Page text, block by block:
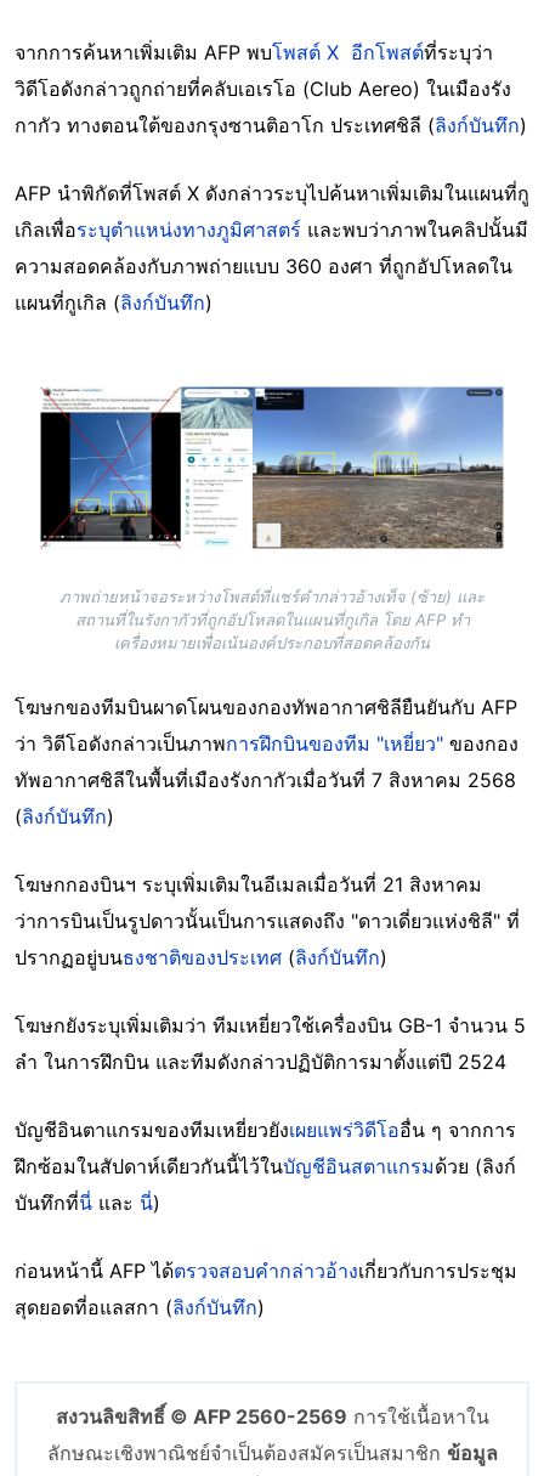
จากการค้นหาเพิ่มเติม AFP พบโพสต์ X อีกโพสต์ที่ระบุว่า
วิดีโอดังกล่าวถูกถ่ายที่คลับเอเรโอ (Club Aereo) ในเมืองรัง
กากัว ทางตอนใต้ของกรุงซานติอาโก ประเทศชิลี (ลิงก์บันทึก)
AFP นำพิกัดที่โพสต์ X ดังกล่าวระบุไปค้นหาเพิ่มเติมในแผนที่กู
เกิลเพื่อระบุตำแหน่งทางภูมิศาสตร์ และพบว่าภาพในคลิปนั้นมี
ความสอดคล้องกับภาพถ่ายแบบ 360 องศา ที่ถูกอัปโหลดใน
แผนที่กูเกิล (ลิงก์บันทึก)
Image
ภาพถ่ายหน้าจอระหว่างโพสต์ที่แชร์คำกล่าวอ้างเท็จ (ซ้าย) และ
สถานที่ในรังกากัวที่ถูกอัปโหลดในแผนที่กูเกิล โดย AFP ทำ
เครื่องหมายเพื่อเน้นองค์ประกอบที่สอดคล้องกัน
โฆษกของทีมบินผาดโผนของกองทัพอากาศชิลียืนยันกับ AFP
ว่า วิดีโอดังกล่าวเป็นภาพการฝึกบินของทีม "เหยี่ยว" ของกอง
ทัพอากาศชิลีในพื้นที่เมืองรังกากัวเมื่อวันที่ 7 สิงหาคม 2568
(ลิงก์บันทึก)
โฆษกกองบินฯ ระบุเพิ่มเติมในอีเมลเมื่อวันที่ 21 สิงหาคม
ว่าการบินเป็นรูปดาวนั้นเป็นการแสดงถึง "ดาวเดี่ยวแห่งชิลี" ที่
ปรากฏอยู่บนธงชาติของประเทศ (ลิงก์บันทึก)
โฆษกยังระบุเพิ่มเติมว่า ทีมเหยี่ยวใช้เครื่องบิน GB-1 จำนวน 5
ลำ ในการฝึกบิน และทีมดังกล่าวปฏิบัติการมาตั้งแต่ปี 2524
บัญชีอินตาแกรมของทีมเหยี่ยวยังเผยแพร่วิดีโออื่น ๆ จากการ
ฝึกซ้อมในสัปดาห์เดียวกันนี้ไว้ในบัญชีอินสตาแกรมด้วย (ลิงก์
บันทึกที่นี่ และ นี่)
ก่อนหน้านี้ AFP ได้ตรวจสอบคำกล่าวอ้างเกี่ยวกับการประชุม
สุดยอดที่อแลสกา (ลิงก์บันทึก)
สงวนลิขสิทธิ์ © AFP 2560-2569 การใช้เนื้อหาใน
ลักษณะเชิงพาณิชย์จำเป็นต้องสมัครเป็นสมาชิก ข้อมูล